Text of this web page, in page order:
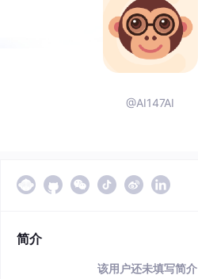
@AI147AI
简介
该用户还未填写简介